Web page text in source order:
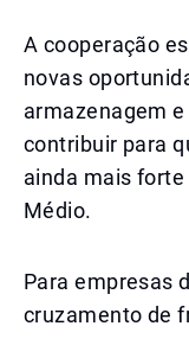
A cooperação
novas
armazenagem
contribuir para
ainda mais
Médio.
Para empresas
cruzamento de